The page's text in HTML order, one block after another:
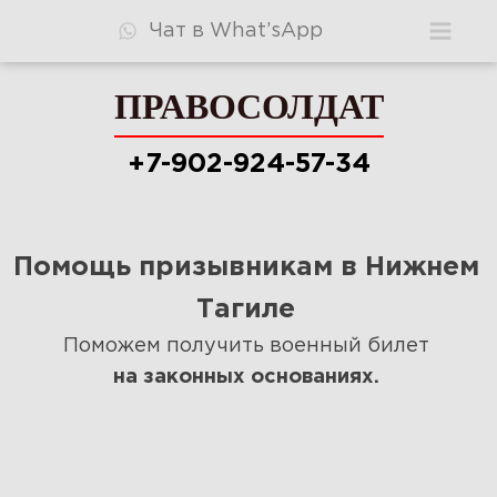
Чат в What’sApp
ПРАВОСОЛДАТ
Узнать шансы
ПРАВОСОЛДАТ
+7-902-924-57-34
Помощь призывникам в Нижнем
Тагиле
Поможем получить военный билет
на законных основаниях.